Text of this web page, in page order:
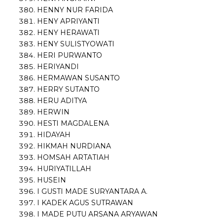
HENNY NUR FARIDA
HENY APRIYANTI
HENY HERAWATI
HENY SULISTYOWATI
HERI PURWANTO
HERIYANDI
HERMAWAN SUSANTO
HERRY SUTANTO
HERU ADITYA
HERWIN
HESTI MAGDALENA
HIDAYAH
HIKMAH NURDIANA
HOMSAH ARTATIAH
HURIYATILLAH
HUSEIN
I GUSTI MADE SURYANTARA A.
I KADEK AGUS SUTRAWAN
I MADE PUTU ARSANA ARYAWAN